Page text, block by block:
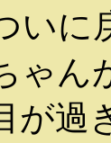
いに
ゃん
が過